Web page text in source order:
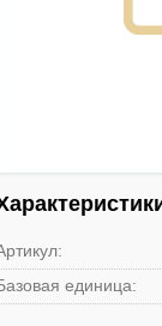
единица: